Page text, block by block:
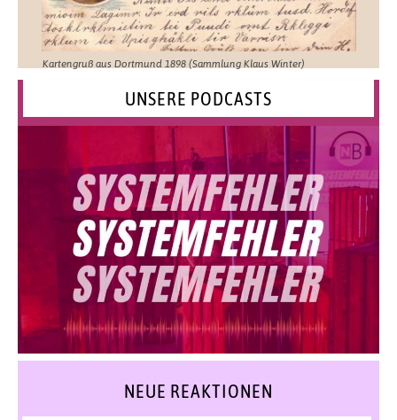
Kartengruß aus Dortmund 1898 (Sammlung Klaus Winter)
UNSERE PODCASTS
NEUE REAKTIONEN